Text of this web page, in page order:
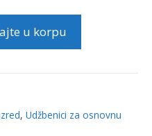
u korpu
, Udžbenici za osnovnu